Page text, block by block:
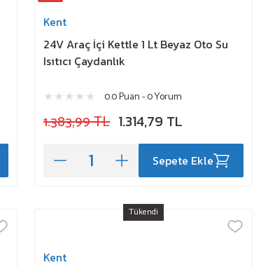
Kent
24V Araç İçi Kettle 1 Lt Beyaz Oto Su
Isıtıcı Çaydanlık
0.0 Puan - 0 Yorum
1.383,99 TL 1.314,79 TL
Sepete Ekle
Tükendi
Kent